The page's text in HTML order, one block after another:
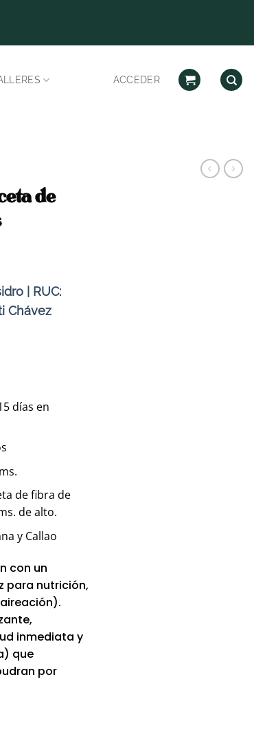
ACCEDER
de
| RUC:
Chávez
días en
de fibra de
de alto.
y Callao
con un
para nutrición,
inmediata y
que
por
| 120cms cantidad